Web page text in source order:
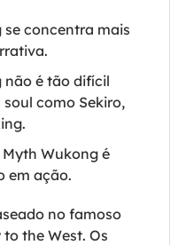
concentra mais
não é tão difícil
como Sekiro,
Wukong é
em ação.
no famoso
the West. Os